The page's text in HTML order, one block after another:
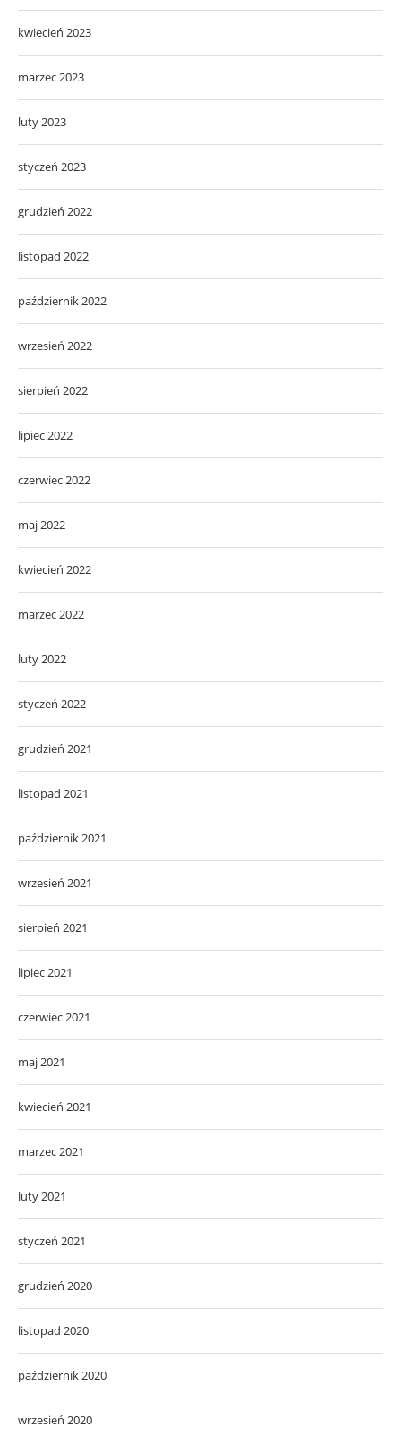
kwiecień 2023
marzec 2023
luty 2023
styczeń 2023
grudzień 2022
listopad 2022
październik 2022
wrzesień 2022
sierpień 2022
lipiec 2022
czerwiec 2022
maj 2022
kwiecień 2022
marzec 2022
luty 2022
styczeń 2022
grudzień 2021
listopad 2021
październik 2021
wrzesień 2021
sierpień 2021
lipiec 2021
czerwiec 2021
maj 2021
kwiecień 2021
marzec 2021
luty 2021
styczeń 2021
grudzień 2020
listopad 2020
październik 2020
wrzesień 2020